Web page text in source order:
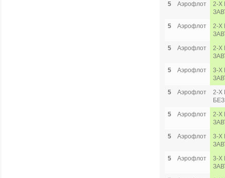
5
Аэрофлот
2-Х
5
Аэрофлот
2-Х
5
Аэрофлот
2-Х
5
Аэрофлот
3-Х
5
Аэрофлот
2-Х
5
Аэрофлот
2-Х
5
Аэрофлот
3-Х
5
Аэрофлот
3-Х